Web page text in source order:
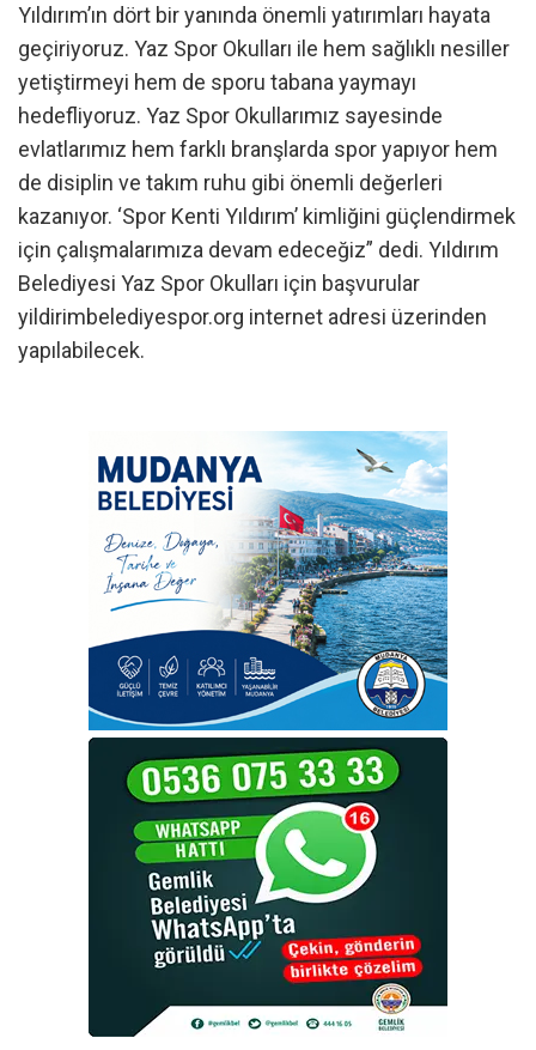
Yıldırım’ın dört bir yanında önemli yatırımları hayata
geçiriyoruz. Yaz Spor Okulları ile hem sağlıklı nesiller
yetiştirmeyi hem de sporu tabana yaymayı
hedefliyoruz. Yaz Spor Okullarımız sayesinde
evlatlarımız hem farklı branşlarda spor yapıyor hem
de disiplin ve takım ruhu gibi önemli değerleri
kazanıyor. ‘Spor Kenti Yıldırım’ kimliğini güçlendirmek
için çalışmalarımıza devam edeceğiz” dedi. Yıldırım
Belediyesi Yaz Spor Okulları için başvurular
yildirimbelediyespor.org internet adresi üzerinden
yapılabilecek.